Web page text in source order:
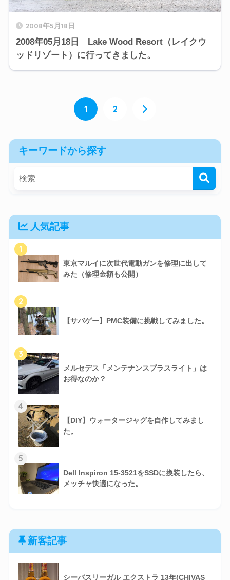
2008年5月18日
2008年05月18日 Lake Wood Resort（レイクウ
ッドリゾート）に行ってきました。
1 2
キーワードから探す
人気記事
1
東京マルイに次世代電動ガンを修理に出して
みた（修理金額も公開）
2
【サバゲー】PMC装備に挑戦してみました。
3
メルセデス「メンテナンスプラスライト」は
お得なのか？
4
【DIY】ウォータージャグを自作してみまし
た。
5
Dell Inspiron 15-3521をSSDに換装したら、
メッチャ快適になった。
新客記事
シーバスリーガル エクストラ 13年(CHIVAS